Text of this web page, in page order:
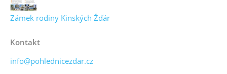
Zámek rodiny Kinských Žďár
Kontakt
info@pohlednicezdar.cz